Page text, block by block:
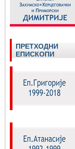
ПРЕТХОДНИ
ЕПИСКОПИ